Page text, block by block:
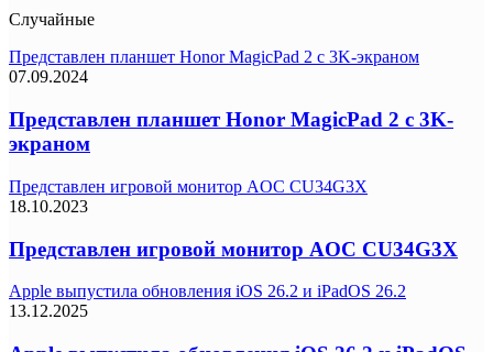
Случайные
Представлен планшет Honor MagicPad 2 c 3K-экраном
07.09.2024
Представлен планшет Honor MagicPad 2 c 3K-
экраном
Представлен игровой монитор AOC CU34G3X
18.10.2023
Представлен игровой монитор AOC CU34G3X
Apple выпустила обновления iOS 26.2 и iPadOS 26.2
13.12.2025